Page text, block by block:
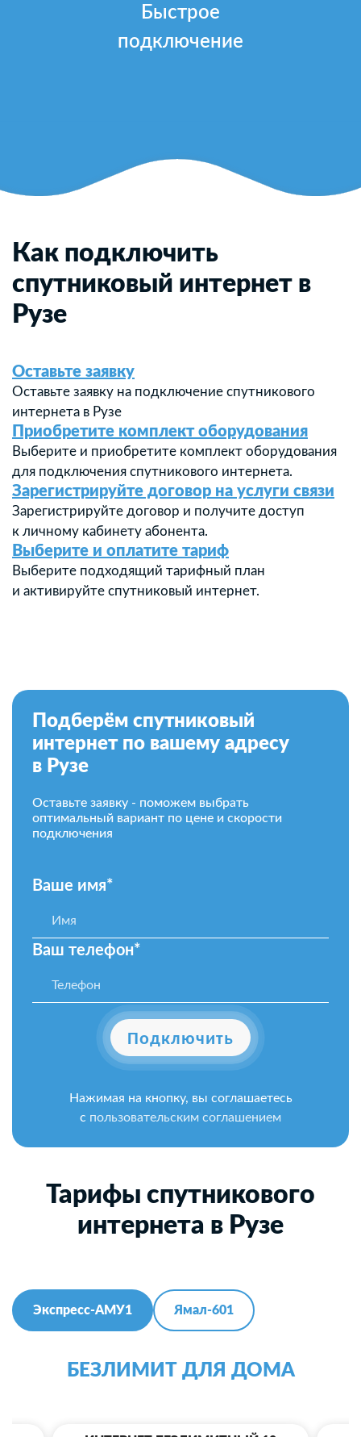
Быстрое
подключение
Как подключить
спутниковый интернет в
Рузе
Оставьте заявку
Оставьте заявку на подключение спутникового
интернета в Рузе
Приобретите комплект оборудования
Выберите и приобретите комплект оборудования
для подключения спутникового интернета.
Зарегистрируйте договор на услуги связи
Зарегистрируйте договор и получите доступ
к личному кабинету абонента.
Выберите и оплатите тариф
Выберите подходящий тарифный план
и активируйте спутниковый интернет.
Подберём спутниковый
интернет по вашему адресу
в Рузе
Оставьте заявку - поможем выбрать
оптимальный вариант по цене и скорости
подключения
Ваше имя*
Ваш телефон*
Подключить
Нажимая на кнопку, вы соглашаетесь
с пользовательским соглашением
Тарифы спутникового
интернета в Рузе
Экспресс-АМУ1 Ямал-601
БЕЗЛИМИТ ДЛЯ ДОМА